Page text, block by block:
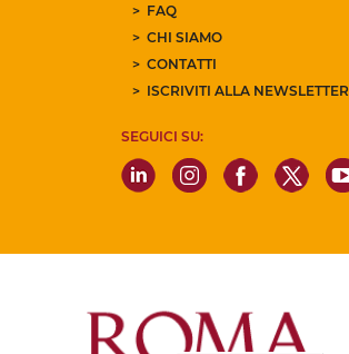
FAQ
CHI SIAMO
CONTATTI
ISCRIVITI ALLA NEWSLETTER
SEGUICI SU: